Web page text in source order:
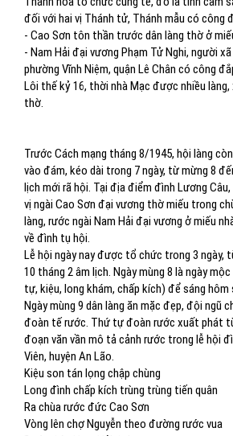
đối với hai vị Thánh tử, Thánh mẫu có công
- Cao Sơn tôn thần trước dân làng thờ ở
- Nam Hải đại vương Phạm Tử Nghi, người
phường Vĩnh Niệm, quận Lê Chân có công
Lôi thế kỷ 16, thời nhà Mạc được nhiều
thờ.
Trước Cách mạng tháng 8/1945, hội làng
vào đám, kéo dài trong 7 ngày, từ mừng 8
lịch mới rã hội. Tại địa điểm đình Lương
vị ngài Cao Sơn đại vương thờ miếu trong
làng, rước ngài Nam Hải đại vương ở miếu
về đình tụ hội.
Lễ hội ngày nay được tổ chức trong 3 ngày,
10 tháng 2 âm lịch. Ngày mùng 8 là ngày
tự, kiệu, long khám, chấp kích) để sáng hôm
Ngày mùng 9 dân làng ăn mặc đẹp, đội ngũ
đoàn tế rước. Thứ tự đoàn rước xuất phát
đoạn văn vần mô tả cảnh rước trong lễ hội
Viên, huyện An Lão.
Kiệu son tán lọng chập chùng
Long đình chấp kích trùng trùng tiến quân
Ra chùa rước đức Cao Sơn
Vòng lên chợ Nguyễn theo đường rước vua